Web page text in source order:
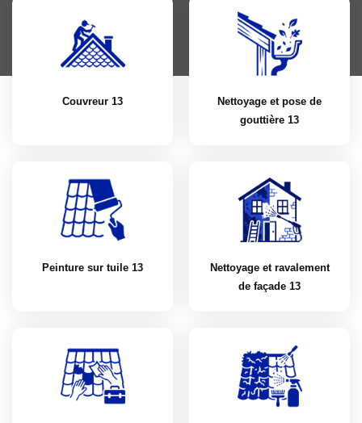
Couvreur 13
Nettoyage et pose de
gouttière 13
Peinture sur tuile 13
Nettoyage et ravalement
de façade 13